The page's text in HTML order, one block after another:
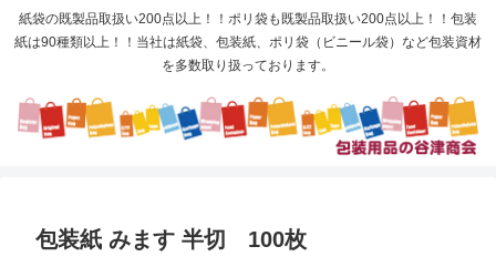
紙袋の既製品取扱い200点以上！！ポリ袋も既製品取扱い200点以上！！包装
紙は90種類以上！！当社は紙袋、包装紙、ポリ袋（ビニール袋）など包装資材
を多数取り扱っております。
包装紙 みます 半切 100枚